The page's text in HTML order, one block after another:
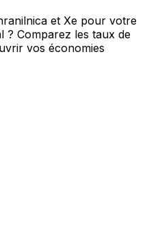
et Xe pour votre
? Comparez les taux de
vos économies